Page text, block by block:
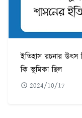
ইতিহাস রচনার উৎস
কি ভূমিকা ছিল
2024/10/17